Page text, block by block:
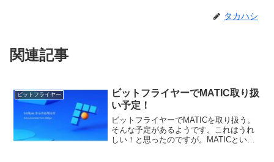
タカハシ
関連記事
ビットフライヤー
ビットフライヤーでMATIC取り扱
い予定！
ビットフライヤーでMATICを取り扱う。
そんな予定があるようです。これはうれ
しい！と思ったのですが。MATICという